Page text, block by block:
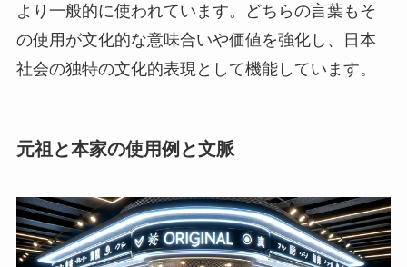
より一般的に使われています。どちらの言葉もそ
の使用が文化的な意味合いや価値を強化し、日本
社会の独特の文化的表現として機能しています。
元祖と本家の使用例と文脈